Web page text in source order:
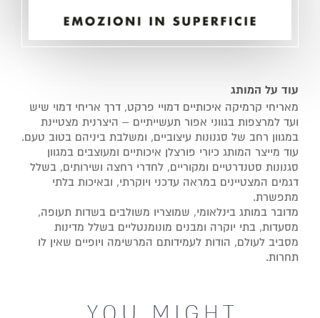
עוד על המותג
מאריחי קרמיקה איכותיים דמויי פרקט, דרך אריחי דמוי שיש
ועד למרצפות בגווני אפור תעשייתיים – היצרנית מצטיינת
במגוון רחב של סגנונות עיצוביים, ומשלבת ביניהם בטוב טעם.
עוד מייצר המותג כיורי פורצלן איכותיים ומעוצבים במגוון
סגנונות סטנדרטיים ומקוריים, לחדרי רחצה ושירותים, בשלל
דגמים המצטיינים במראה עדכני ויוקרתי, ובאיכות בלתי
מתפשרת.
מדובר במותג בינלאומי, שמוצריו משולבים בשדות תעופה,
מסעדות, בתי יוקרה ומבנים מונומנטליים בשלל מדינות
מסביב לעולם, הודות לעמידותם המרשימה ויופיים שאין לו
תחרות.
YOU MIGHT